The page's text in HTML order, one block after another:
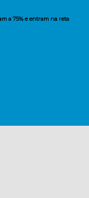
a 75% e entram na reta